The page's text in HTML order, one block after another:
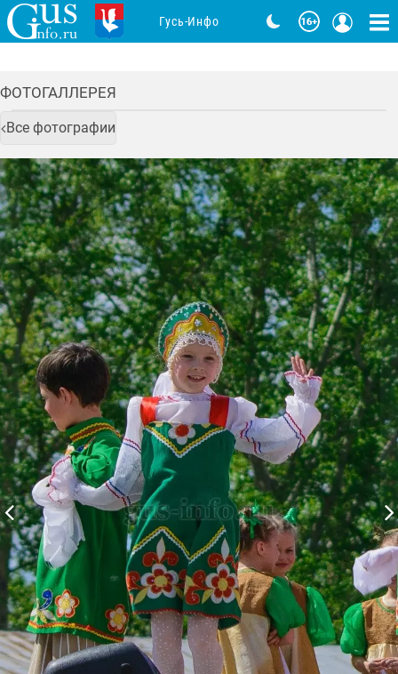
ФОТОГАЛЛЕРЕЯ
Все фотографии
Гусь-Инфо